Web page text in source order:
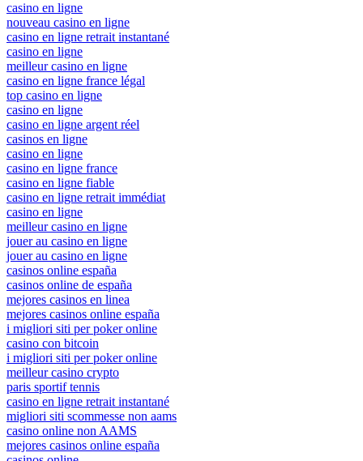
casino en ligne
nouveau casino en ligne
casino en ligne retrait instantané
casino en ligne
meilleur casino en ligne
casino en ligne france légal
top casino en ligne
casino en ligne
casino en ligne argent réel
casinos en ligne
casino en ligne
casino en ligne france
casino en ligne fiable
casino en ligne retrait immédiat
casino en ligne
meilleur casino en ligne
jouer au casino en ligne
jouer au casino en ligne
casinos online españa
casinos online de españa
mejores casinos en linea
mejores casinos online españa
i migliori siti per poker online
casino con bitcoin
i migliori siti per poker online
meilleur casino crypto
paris sportif tennis
casino en ligne retrait instantané
migliori siti scommesse non aams
casino online non AAMS
mejores casinos online españa